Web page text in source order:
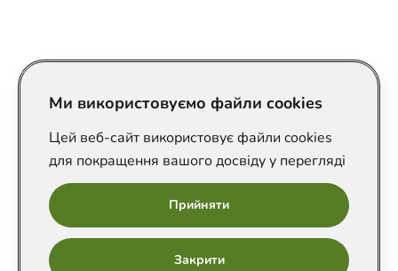
Ми використовуємо файли cookies
Цей веб-сайт використовує файли cookies
для покращення вашого досвіду у перегляді
Прийняти
Закрити
Онлайн